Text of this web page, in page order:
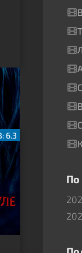
6.3
По